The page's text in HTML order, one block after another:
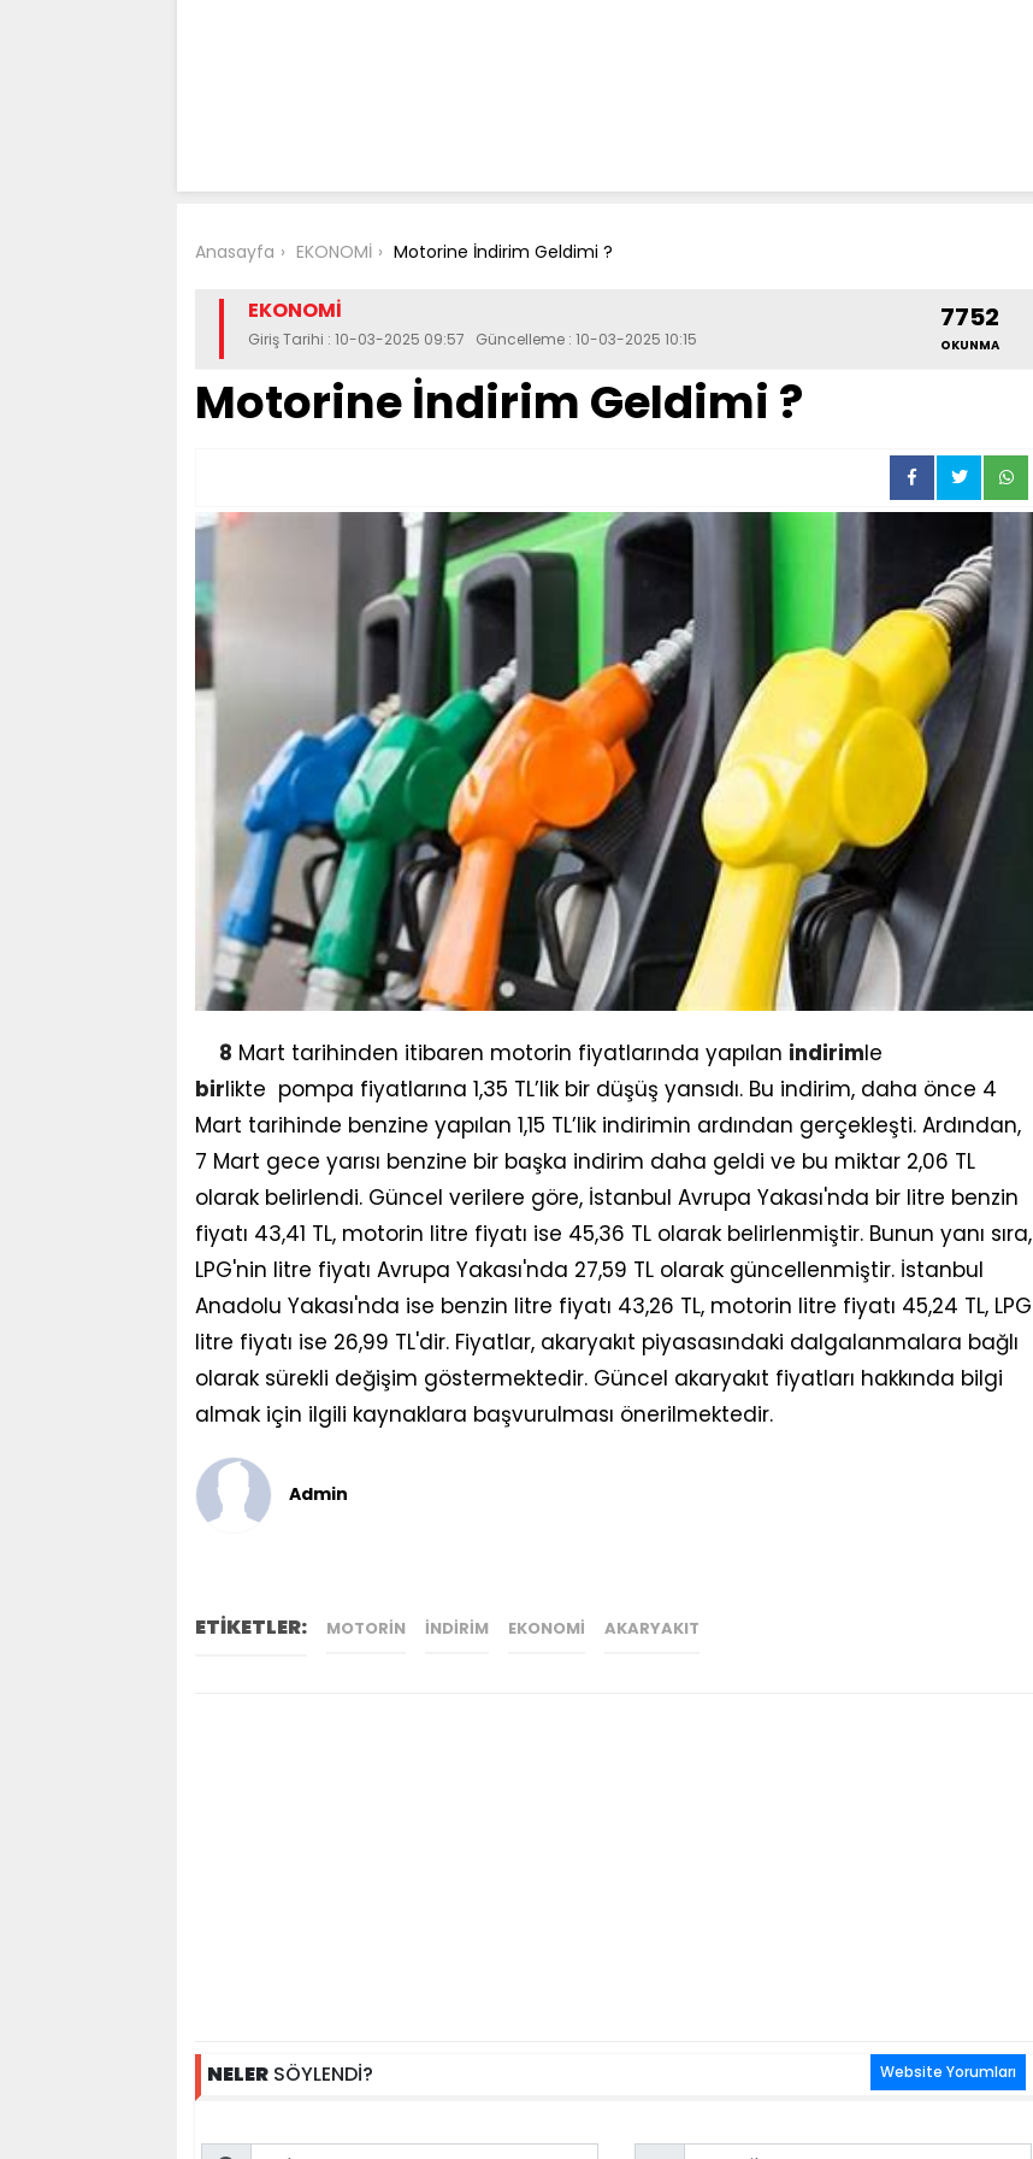
Anasayfa EKONOMİ Motorine İndirim Geldimi ?
EKONOMİ
Giriş Tarihi : 10-03-2025 09:57 Güncelleme : 10-03-2025 10:15
7752
OKUNMA
Motorine İndirim Geldimi ?
8 Mart tarihinden itibaren motorin fiyatlarında yapılan indirimle
birlikte pompa fiyatlarına 1,35 TL’lik bir düşüş yansıdı. Bu indirim, daha önce 4
Mart tarihinde benzine yapılan 1,15 TL’lik indirimin ardından gerçekleşti. Ardından,
7 Mart gece yarısı benzine bir başka indirim daha geldi ve bu miktar 2,06 TL
olarak belirlendi. Güncel verilere göre, İstanbul Avrupa Yakası'nda bir litre benzin
fiyatı 43,41 TL, motorin litre fiyatı ise 45,36 TL olarak belirlenmiştir. Bunun yanı sıra,
LPG'nin litre fiyatı Avrupa Yakası'nda 27,59 TL olarak güncellenmiştir. İstanbul
Anadolu Yakası'nda ise benzin litre fiyatı 43,26 TL, motorin litre fiyatı 45,24 TL, LPG
litre fiyatı ise 26,99 TL'dir. Fiyatlar, akaryakıt piyasasındaki dalgalanmalara bağlı
olarak sürekli değişim göstermektedir. Güncel akaryakıt fiyatları hakkında bilgi
almak için ilgili kaynaklara başvurulması önerilmektedir.
Admin
ETİKETLER: MOTORIN INDIRIM EKONOMI AKARYAKIT
NELER SÖYLENDİ? Website Yorumları
Name